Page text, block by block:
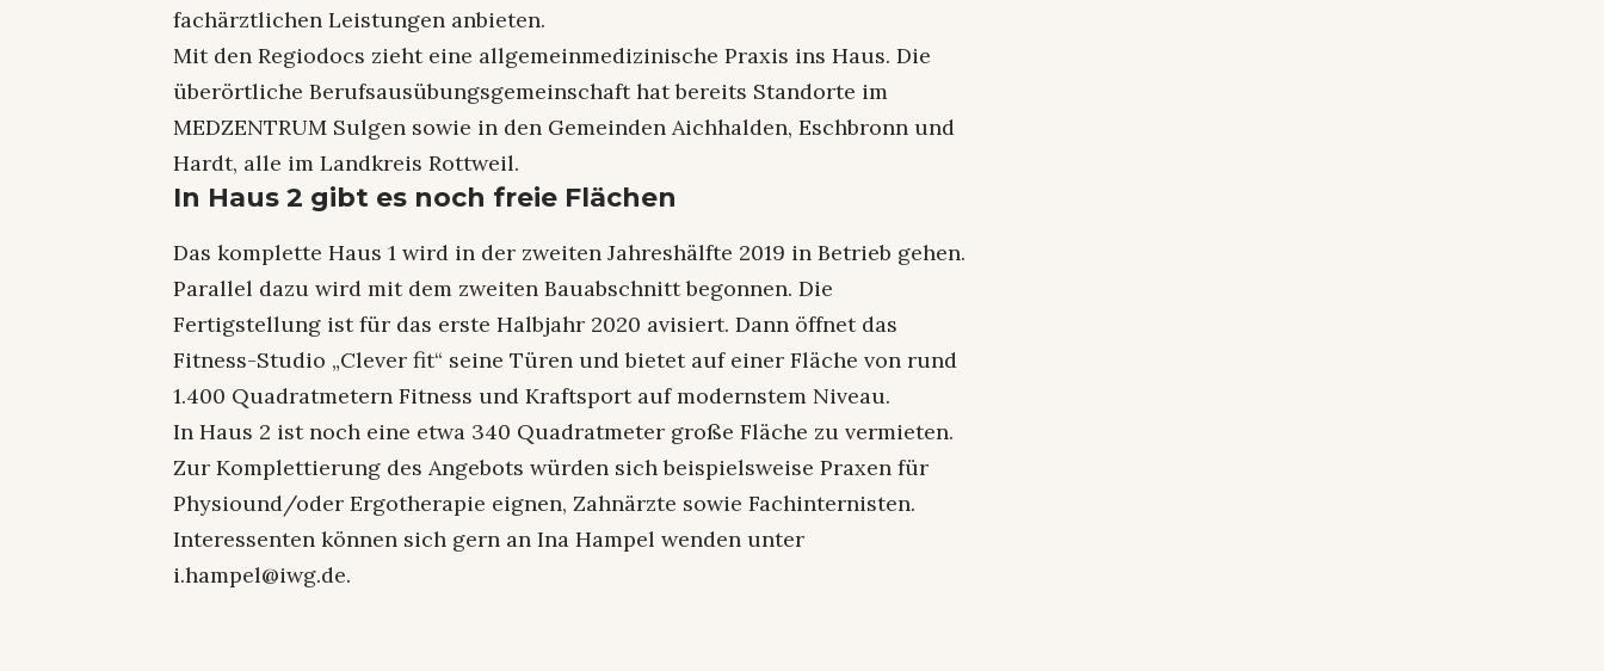
fachärztlichen Leistungen anbieten.
Mit den Regiodocs zieht eine allgemeinmedizinische Praxis ins Haus. Die
überörtliche Berufsausübungsgemeinschaft hat bereits Standorte im
MEDZENTRUM Sulgen sowie in den Gemeinden Aichhalden, Eschbronn und
Hardt, alle im Landkreis Rottweil.
In Haus 2 gibt es noch freie Flächen
Das komplette Haus 1 wird in der zweiten Jahreshälfte 2019 in Betrieb gehen.
Parallel dazu wird mit dem zweiten Bauabschnitt begonnen. Die
Fertigstellung ist für das erste Halbjahr 2020 avisiert. Dann öffnet das
Fitness-Studio „Clever fit“ seine Türen und bietet auf einer Fläche von rund
1.400 Quadratmetern Fitness und Kraftsport auf modernstem Niveau.
In Haus 2 ist noch eine etwa 340 Quadratmeter große Fläche zu vermieten.
Zur Komplettierung des Angebots würden sich beispielsweise Praxen für
Physiound/oder Ergotherapie eignen, Zahnärzte sowie Fachinternisten.
Interessenten können sich gern an Ina Hampel wenden unter
i.hampel@iwg.de.